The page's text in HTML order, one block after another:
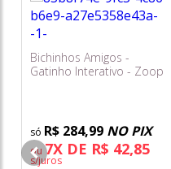
Bichinhos Amigos -
Gatinho Interativo - Zoop
R$ 284,99 NO PIX
ou 7X DE R$ 42,85
s/juros